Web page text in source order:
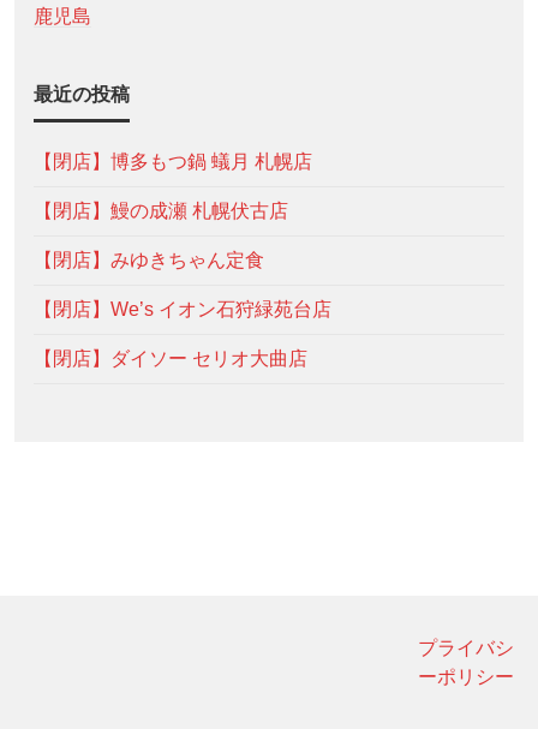
鹿児島
最近の投稿
【閉店】博多もつ鍋 蟻月 札幌店
【閉店】鰻の成瀬 札幌伏古店
【閉店】みゆきちゃん定食
【閉店】We’s イオン石狩緑苑台店
【閉店】ダイソー セリオ大曲店
プライバシ
ーポリシー